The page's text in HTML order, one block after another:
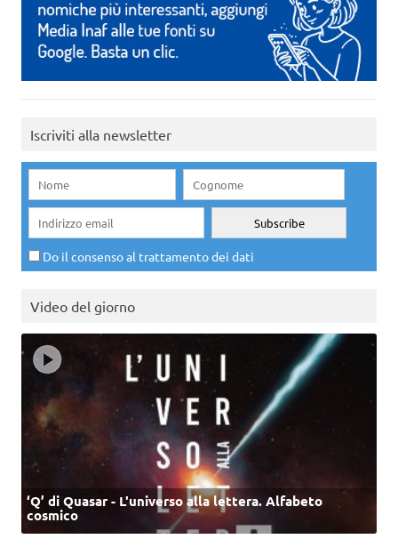
Iscriviti alla newsletter
Do il consenso al trattamento dei dati
Video del giorno
‘Q’ di Quasar - L'universo alla lettera. Alfabeto
cosmico